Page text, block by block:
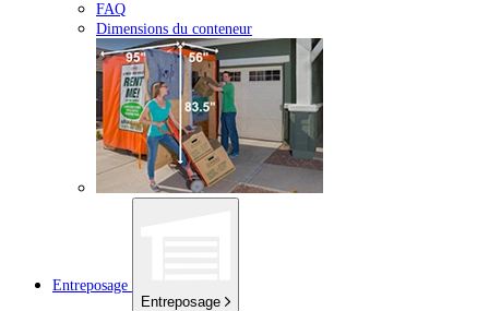
FAQ
Dimensions du conteneur
Entreposage
Entreposage